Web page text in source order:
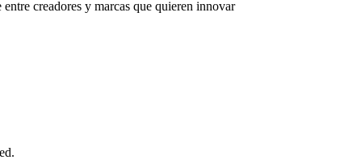
creadores y marcas que quieren innovar